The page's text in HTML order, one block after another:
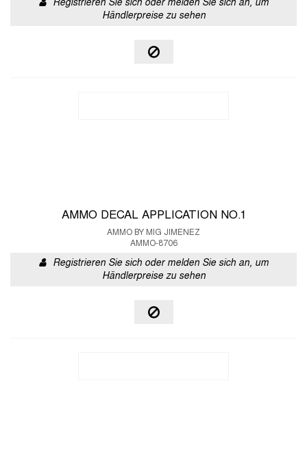
Registrieren Sie sich oder melden Sie sich an, um
Händlerpreise zu sehen
AMMO DECAL APPLICATION NO.1
AMMO BY MIG JIMENEZ
AMMO-8706
Registrieren Sie sich oder melden Sie sich an, um
Händlerpreise zu sehen